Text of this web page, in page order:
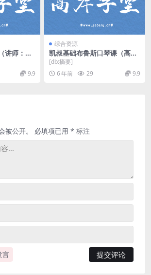
讲师：赵
网盘
9.9
综合资源
凯叔基础布鲁斯口琴课（高清
视频）百度网盘下载
[db:摘要]
6 年前
29 9.9
言
被公开。 必填项已用 * 标注